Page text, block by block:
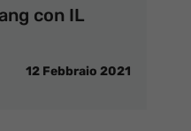
con IL
12 Febbraio 2021